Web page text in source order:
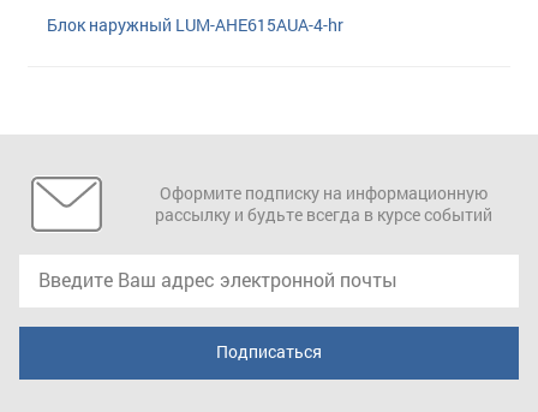
Блок наружный LUM-AHE615AUA-4-hr
Оформите подписку на информационную
рассылку и будьте всегда в курсе событий